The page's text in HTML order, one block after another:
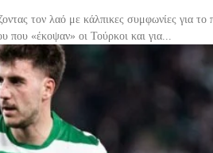
τον λαό με κάλπικες συμφωνίες για το
που «έκοψαν» οι Τούρκοι και για...